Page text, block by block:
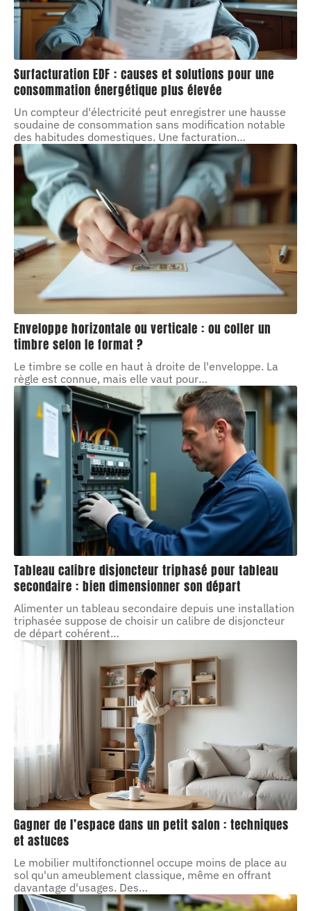
Surfacturation EDF : causes et solutions pour une
consommation énergétique plus élevée
Un compteur d'électricité peut enregistrer une hausse
soudaine de consommation sans modification notable
des habitudes domestiques. Une facturation…
Enveloppe horizontale ou verticale : ou coller un
timbre selon le format ?
Le timbre se colle en haut à droite de l'enveloppe. La
règle est connue, mais elle vaut pour…
Tableau calibre disjoncteur triphasé pour tableau
secondaire : bien dimensionner son départ
Alimenter un tableau secondaire depuis une installation
triphasée suppose de choisir un calibre de disjoncteur
de départ cohérent…
Gagner de l’espace dans un petit salon : techniques
et astuces
Le mobilier multifonctionnel occupe moins de place au
sol qu'un ameublement classique, même en offrant
davantage d'usages. Des…